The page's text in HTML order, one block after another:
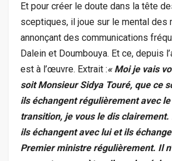
Et pour créer le doute dans la tête
sceptiques, il joue sur le mental des
annonçant des communications
Dalein et Doumbouya. Et ce, depuis
est à l’œuvre. Extrait :« Moi je vais
soit Monsieur Sidya Touré, que ce
ils échangent régulièrement avec
transition, je vous le dis clairement.
ils échangent avec lui et ils
Premier ministre régulièrement. Il